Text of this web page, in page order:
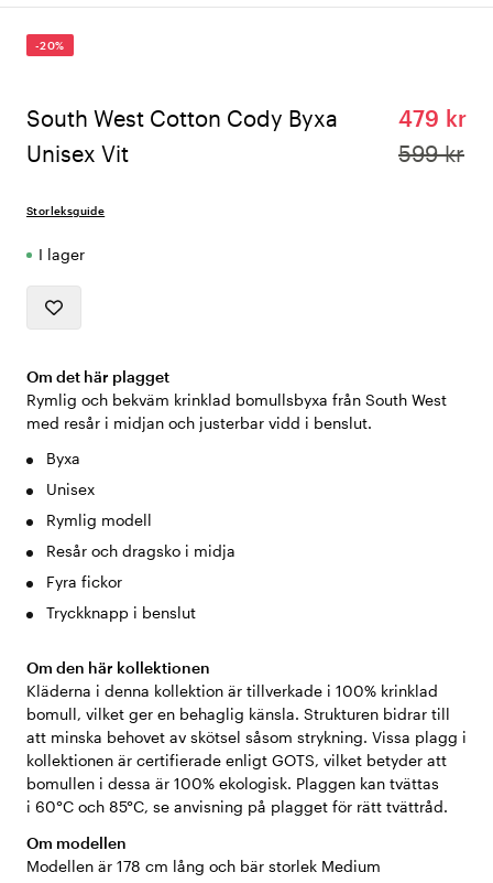
-20%
South West Cotton Cody Byxa
Unisex Vit
479 kr
599 kr
Storleksguide
I lager
Om det här plagget
Rymlig och bekväm krinklad bomullsbyxa från South West
med resår i midjan och justerbar vidd i benslut.
Byxa
Unisex
Rymlig modell
Resår och dragsko i midja
Fyra fickor
Tryckknapp i benslut
Om den här kollektionen
Kläderna i denna kollektion är tillverkade i 100% krinklad
bomull, vilket ger en behaglig känsla. Strukturen bidrar till
att minska behovet av skötsel såsom strykning. Vissa plagg i
kollektionen är certifierade enligt GOTS, vilket betyder att
bomullen i dessa är 100% ekologisk. Plaggen kan tvättas
i 60°C och 85°C, se anvisning på plagget för rätt tvättråd.
Om modellen
Modellen är 178 cm lång och bär storlek Medium